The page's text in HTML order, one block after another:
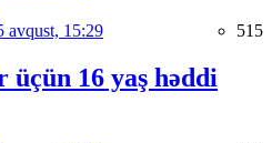
avqust, 15:29 515
üçün 16 yaş həddi